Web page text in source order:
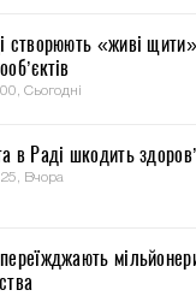
створюють «живі
Сьогодні
в Раді шкодить
Вчора